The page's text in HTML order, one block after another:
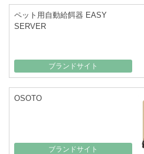
ペット用自動給餌器 EASY
SERVER
ブランドサイト
OSOTO
ブランドサイト